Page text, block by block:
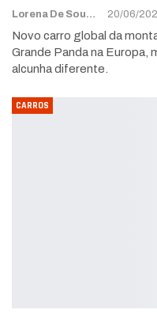
Lorena De Sousa 20/06/
Novo carro global da
Grande Panda na Europa,
alcunha diferente.
CARROS